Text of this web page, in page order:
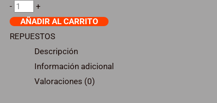
-
+
AÑADIR AL CARRITO
REPUESTOS
Descripción
Información adicional
Valoraciones (0)